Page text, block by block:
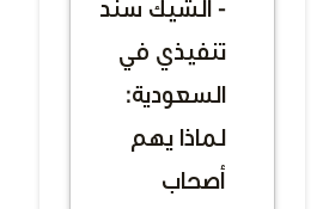
- الشيك سند
تنفيذي في
السعودية:
لماذا يهم
أصحاب